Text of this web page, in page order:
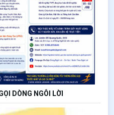
DÒNG NGÔI LỜI